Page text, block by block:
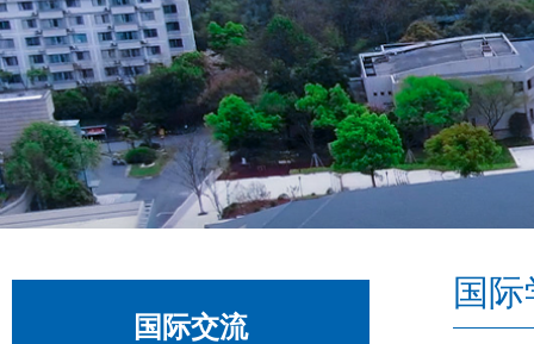
国际交流
国